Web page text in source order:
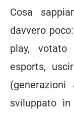
Cosa
davvero
play,
esports,
sviluppato